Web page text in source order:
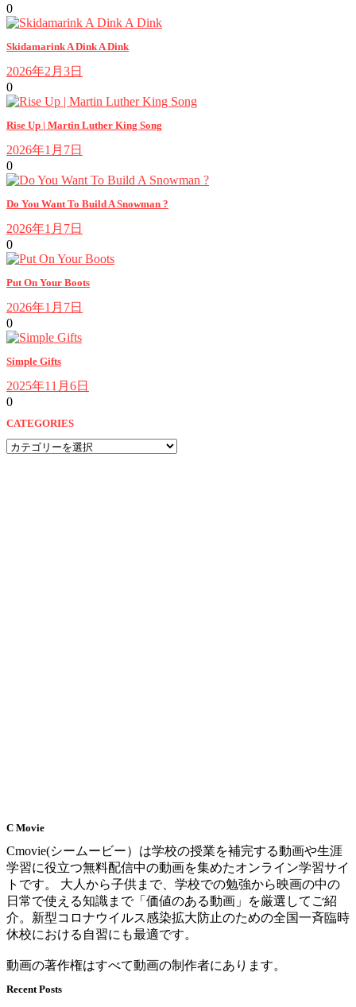
0
Skidamarink A Dink A Dink
2026年2月3日
0
Rise Up | Martin Luther King Song
2026年1月7日
0
Do You Want To Build A Snowman ?
2026年1月7日
0
Put On Your Boots
2026年1月7日
0
Simple Gifts
2025年11月6日
0
CATEGORIES
CATEGORIES
C Movie
Cmovie(シームービー）は学校の授業を補完する動画や生涯
学習に役立つ無料配信中の動画を集めたオンライン学習サイ
トです。 大人から子供まで、学校での勉強から映画の中の
日常で使える知識まで「価値のある動画」を厳選してご紹
介。新型コロナウイルス感染拡大防止のための全国一斉臨時
休校における自習にも最適です。
動画の著作権はすべて動画の制作者にあります。
Recent Posts